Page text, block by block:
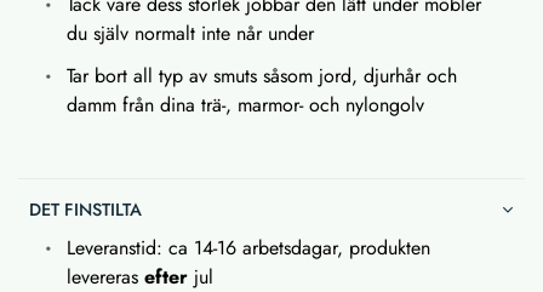
du själv normalt inte når under
Tar bort all typ av smuts såsom jord, djurhår och
damm från dina trä-, marmor- och nylongolv
DET FINSTILTA
Leveranstid: ca 14-16 arbetsdagar, produkten
levereras efter jul